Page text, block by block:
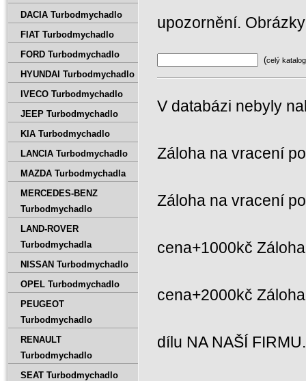
upozornění.
(celý katalog
V databázi nebyly
Záloha na vracení
Záloha na vracení
cena+1000kč
cena+2000kč
dílu NA NAŠÍ
DACIA Turbodmychadlo
FIAT Turbodmychadlo
FORD Turbodmychadlo
HYUNDAI Turbodmychadlo
IVECO Turbodmychadlo
JEEP Turbodmychadlo
KIA Turbodmychadlo
LANCIA Turbodmychadlo
MAZDA Turbodmychadla
MERCEDES-BENZ
Turbodmychadlo
LAND-ROVER
Turbodmychadla
NISSAN Turbodmychadlo
OPEL Turbodmychadlo
PEUGEOT
Turbodmychadlo
RENAULT
Turbodmychadlo
SEAT Turbodmychadlo